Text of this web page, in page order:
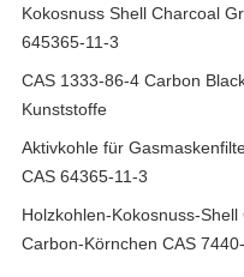
Kokosnuss Shell Charcoal
645365-11-3
CAS 1333-86-4 Carbon
Kunststoffe
Aktivkohle für
CAS 64365-11-3
Holzkohlen-Kokosnuss-
Carbon-Körnchen CAS